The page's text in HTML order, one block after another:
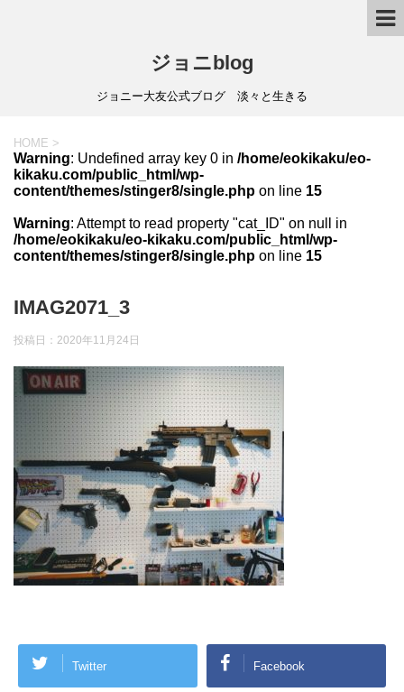
ジョニblog
ジョニー大友公式ブログ 淡々と生きる
HOME >
Warning: Undefined array key 0 in /home/eokikaku/eo-
kikaku.com/public_html/wp-
content/themes/stinger8/single.php on line 15
Warning: Attempt to read property "cat_ID" on null in
/home/eokikaku/eo-kikaku.com/public_html/wp-
content/themes/stinger8/single.php on line 15
IMAG2071_3
投稿日： 2020年11月24日
Twitter Facebook